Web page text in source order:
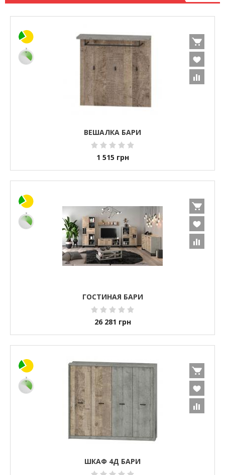
ВЕШАЛКА БАРИ
1 515 грн
ГОСТИНАЯ БАРИ
26 281 грн
ШКАФ 4Д БАРИ